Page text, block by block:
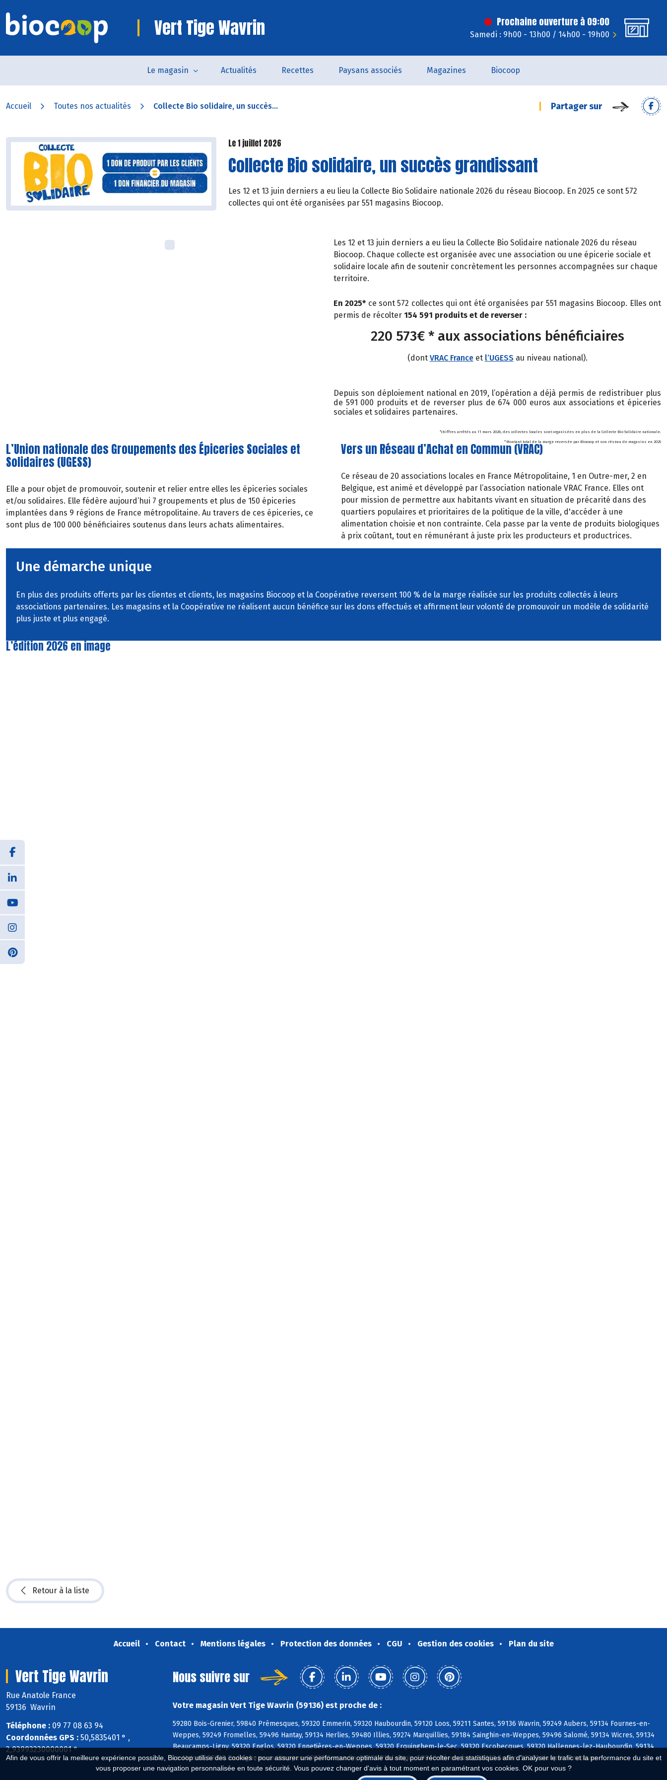
Afin de vous offrir la meilleure expérience possible, Biocoop utilise des cookies : pour assurer une performance optimale du site, pour récolter des statistiques afin d'analyser le trafic et la performance du site et
vous proposer une navigation personnalisée en toute sécurité. Vous pouvez changer d'avis à tout moment en paramétrant vos cookies. OK pour vous ?
Vert Tige Wavrin Prochaine ouverture à 09:00
Samedi : 9h00 - 13h00 / 14h00 - 19h00
Le magasin Actualités Recettes Paysans associés Magazines Biocoop
Accueil Toutes nos actualités Collecte Bio solidaire, un succès... Partager sur
Le 1 juillet 2026
Collecte Bio solidaire, un succès grandissant
Les 12 et 13 juin derniers a eu lieu la Collecte Bio Solidaire nationale 2026 du réseau Biocoop. En 2025 ce sont 572
collectes qui ont été organisées par 551 magasins Biocoop.
Les 12 et 13 juin derniers a eu lieu la Collecte Bio Solidaire nationale 2026 du réseau
Biocoop. Chaque collecte est organisée avec une association ou une épicerie sociale et
solidaire locale afin de soutenir concrètement les personnes accompagnées sur chaque
territoire.
En 2025* ce sont 572 collectes qui ont été organisées par 551 magasins Biocoop. Elles ont
permis de récolter 154 591 produits et de reverser :
220 573€ * aux associations bénéficiaires
(dont VRAC Franceet l’UGESS au niveau national).
Depuis son déploiement national en 2019, l’opération a déjà permis de redistribuer plus
de 591 000 produits et de reverser plus de 674 000 euros aux associations et épiceries
sociales et solidaires partenaires.
*chiffres arrêtés au 11 mars 2026, des collectes locales sont organisées en plus de la Collecte Bio Solidaire nationale.
* Montant total de la marge reversée par Biocoop et son réseau de magasins en 2025
L’Union nationale des Groupements des Épiceries Sociales et
Solidaires (UGESS)
Elle a pour objet de promouvoir, soutenir et relier entre elles les épiceries sociales
et/ou solidaires. Elle fédère aujourd’hui 7 groupements et plus de 150 épiceries
implantées dans 9 régions de France métropolitaine. Au travers de ces épiceries, ce
sont plus de 100 000 bénéficiaires soutenus dans leurs achats alimentaires.
Vers un Réseau d’Achat en Commun (VRAC)
Ce réseau de 20 associations locales en France Métropolitaine, 1 en Outre-mer, 2 en
Belgique, est animé et développé par l’association nationale VRAC France. Elles ont
pour mission de permettre aux habitants vivant en situation de précarité dans des
quartiers populaires et prioritaires de la politique de la ville, d'accéder à une
alimentation choisie et non contrainte. Cela passe par la vente de produits biologiques
à prix coûtant, tout en rémunérant à juste prix les producteurs et productrices.
Une démarche unique
En plus des produits offerts par les clientes et clients, les magasins Biocoop et la Coopérative reversent 100 % de la marge réalisée sur les produits collectés à leurs
associations partenaires. Les magasins et la Coopérative ne réalisent aucun bénéfice sur les dons effectués et affirment leur volonté de promouvoir un modèle de solidarité
plus juste et plus engagé.
L’édition 2026 en image
Retour à la liste
Accueil Contact Mentions légales Protection des données CGU Gestion des cookies Plan du site
Vert Tige Wavrin
Rue Anatole France
59136 Wavrin
Téléphone : 09 77 08 63 94
Coordonnées GPS : 50,5835401 ° ,
2,93993230000001 °
Nous suivre sur
Votre magasin Vert Tige Wavrin (59136) est proche de :
59280 Bois-Grenier, 59840 Prémesques, 59320 Emmerin, 59320 Haubourdin, 59120 Loos, 59211 Santes, 59136 Wavrin, 59249 Aubers, 59134 Fournes-en-
Weppes, 59249 Fromelles, 59496 Hantay, 59134 Herlies, 59480 Illies, 59274 Marquillies, 59184 Sainghin-en-Weppes, 59496 Salomé, 59134 Wicres, 59134
Beaucamps-Ligny, 59320 Englos, 59320 Ennetières-en-Weppes, 59320 Erquinghem-le-Sec, 59320 Escobecques, 59320 Hallennes-lez-Haubourdin, 59134
Le Maisnil, 59320 Radinghem-en-Weppes, 59320 Sequedin, 59133 Phalempin, 59840 Pérenchies, 59113 Seclin, 59263 Houplin-Ancoisne